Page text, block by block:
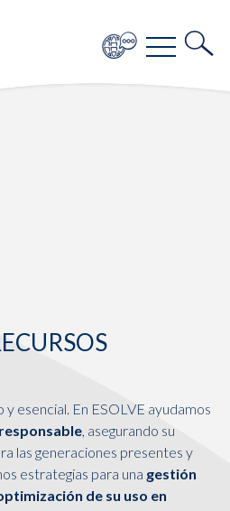
y esencial. En ESOLVE ayudamos
, asegurando su
las generaciones presentes y
estrategias para una gestión
de su uso en